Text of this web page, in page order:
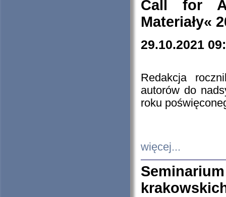
Call for
Materiały«
29.10.2021
Redakcja
autorów do
roku
więcej...